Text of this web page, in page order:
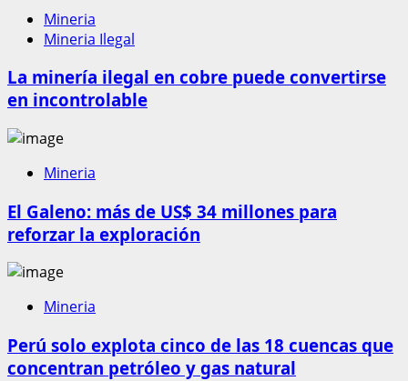
Mineria
Mineria Ilegal
La minería ilegal en cobre puede convertirse
en incontrolable
Mineria
El Galeno: más de US$ 34 millones para
reforzar la exploración
Mineria
Perú solo explota cinco de las 18 cuencas que
concentran petróleo y gas natural